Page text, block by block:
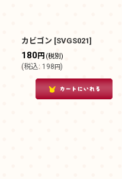
カビゴン [SVGS021]
180円 (税別)
(税込: 198円)